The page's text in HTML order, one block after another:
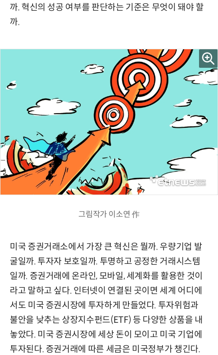
까. 혁신의 성공 여부를 판단하는 기준은 무엇이 돼야 할
까.
그림작가 이소연 作
미국 증권거래소에서 가장 큰 혁신은 뭘까. 우량기업 발
굴일까. 투자자 보호일까. 투명하고 공정한 거래시스템
일까. 증권거래에 온라인, 모바일, 세계화를 활용한 것이
라고 말하고 싶다. 인터넷이 연결된 곳이면 세계 어디에
서도 미국 증권시장에 투자하게 만들었다. 투자위험과
불안을 낮추는 상장지수펀드(ETF) 등 다양한 상품을 내
놓았다. 미국 증권시장에 세상 돈이 모이고 미국 기업에
투자된다. 증권거래에 따른 세금은 미국정부가 챙긴다.